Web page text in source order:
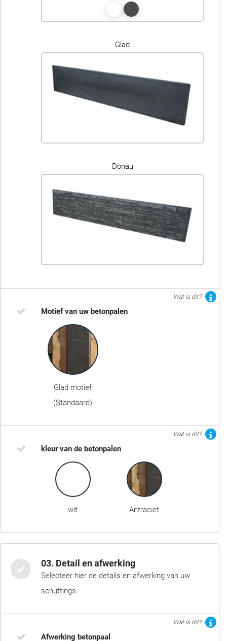
Glad
Donau
Wat is dit?
Motief van uw betonpalen
Glad motief
(Standaard)
Wat is dit?
kleur van de betonpalen
wit Antraciet
03. Detail en afwerking
Selecteer hier de details en afwerking van uw
schuttings.
Wat is dit?
Afwerking betonpaal